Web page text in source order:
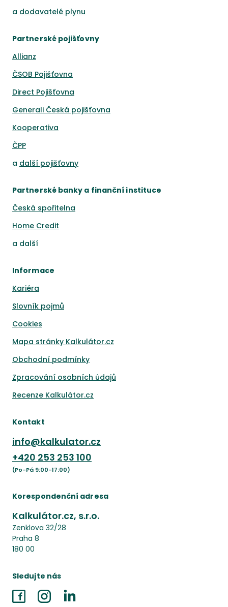
a dodavatelé plynu
Partnerské pojišťovny
Allianz
ČSOB Pojišťovna
Direct Pojišťovna
Generali Česká pojišťovna
Kooperativa
ČPP
a další pojišťovny
Partnerské banky a finanční instituce
Česká spořitelna
Home Credit
a další
Informace
Kariéra
Slovník pojmů
Cookies
Mapa stránky Kalkulátor.cz
Obchodní podmínky
Zpracování osobních údajů
Recenze Kalkulátor.cz
Kontakt
info@kalkulator.cz
+420 253 253 100
(Po-Pá 9:00-17:00)
Korespondenční adresa
Kalkulátor.cz, s.r.o.
Zenklova 32/28
Praha 8
180 00
Sledujte nás
FacebookInstagramLinkedIn